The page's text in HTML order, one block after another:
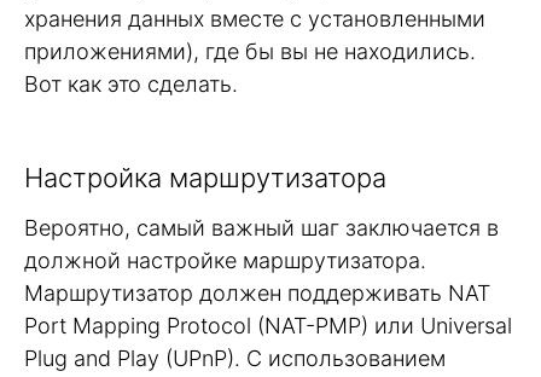
хранения данных вместе с установленными
приложениями), где бы вы не находились.
Вот как это сделать.
Настройка маршрутизатора
Вероятно, самый важный шаг заключается в
должной настройке маршрутизатора.
Маршрутизатор должен поддерживать NAT
Port Mapping Protocol (NAT-PMP) или Universal
Plug and Play (UPnP). С использованием